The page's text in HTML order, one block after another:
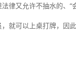
又允许不抽水的、“
就可以上桌打牌，因